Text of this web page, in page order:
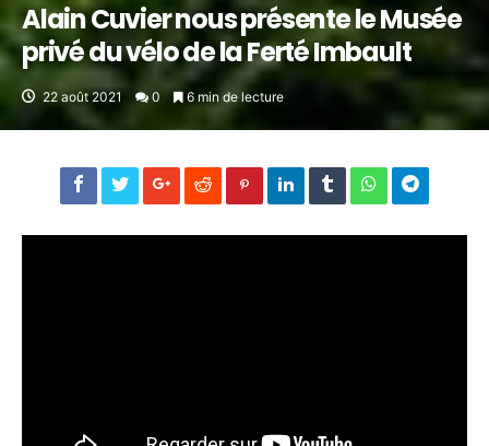
Alain Cuvier nous présente le Musée
privé du vélo de la Ferté Imbault
22 août 2021 0 6 min de lecture